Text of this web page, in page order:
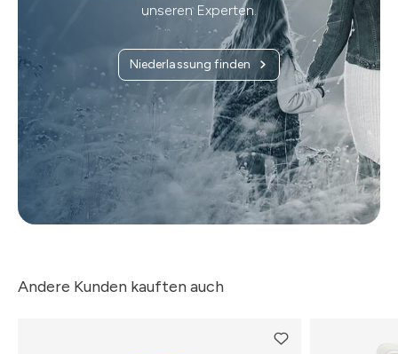
unseren Experten.
Niederlassung finden
Andere Kunden kauften auch